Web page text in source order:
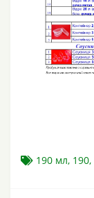
190 мл, 190,